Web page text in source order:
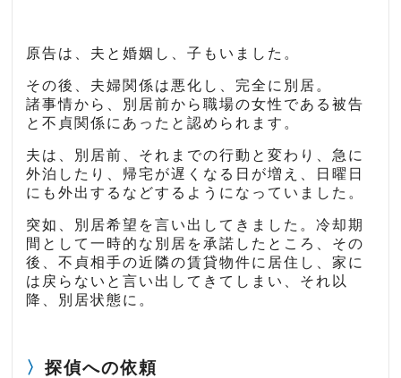
原告は、夫と婚姻し、子もいました。
その後、夫婦関係は悪化し、完全に別居。
諸事情から、別居前から職場の女性である被告
と不貞関係にあったと認められます。
夫は、別居前、それまでの行動と変わり、急に
外泊したり、帰宅が遅くなる日が増え、日曜日
にも外出するなどするようになっていました。
突如、別居希望を言い出してきました。冷却期
間として一時的な別居を承諾したところ、その
後、不貞相手の近隣の賃貸物件に居住し、家に
は戻らないと言い出してきてしまい、それ以
降、別居状態に。
探偵への依頼